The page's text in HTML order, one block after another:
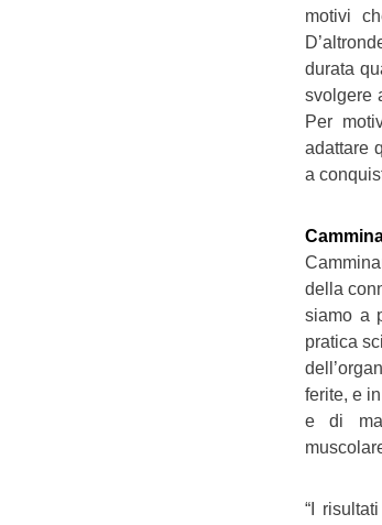
motivi
durata
svolgere
Per
adattare
a
della
siamo a
pratica
ferite, e
e di
“I